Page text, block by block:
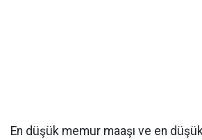
En düşük memur maaşı ve en